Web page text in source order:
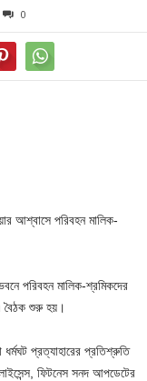
0
আশ্বাসে পরিবহন মালিক-
পরিবহন মালিক-শ্রমিকদের
বৈঠক শুরু হয়।
ধর্মঘট প্রত্যাহারের প্রতিশ্রুতি
ফিটনেস সনদ আপডেটের